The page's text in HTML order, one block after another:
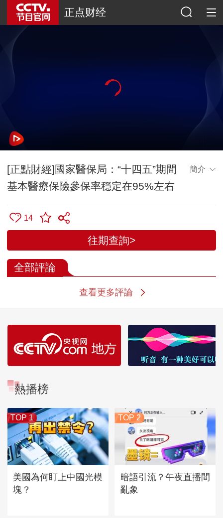
正点财经
[正點財經]國家醫保局：“十四五”期間
基本醫療保險參保率穩定在95%左右
簡介
14
往期查詢>
全部評論
查看更多評論
熱播榜
TOP 1
美國為何盯上中國光模
塊？
TOP 2
暗語引流？午夜直播間
亂象